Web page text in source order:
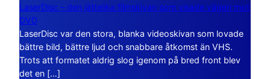
LaserDisc – den jättelika filmskivan som visade vägen mot
DVD
LaserDisc var den stora, blanka videoskivan som lovade
bättre bild, bättre ljud och snabbare åtkomst än VHS.
Trots att formatet aldrig slog igenom på bred front blev
det en […]